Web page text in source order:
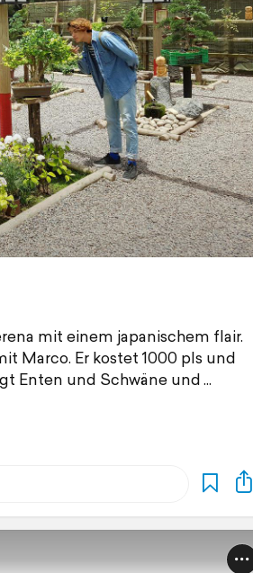
mit einem japanischem flair.
Marco. Er kostet 1000 pls und
Enten und Schwäne und